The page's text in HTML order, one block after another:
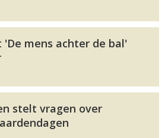
mens achter de bal'
stelt vragen over